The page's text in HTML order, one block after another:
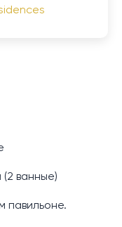
ванные)
павильоне.